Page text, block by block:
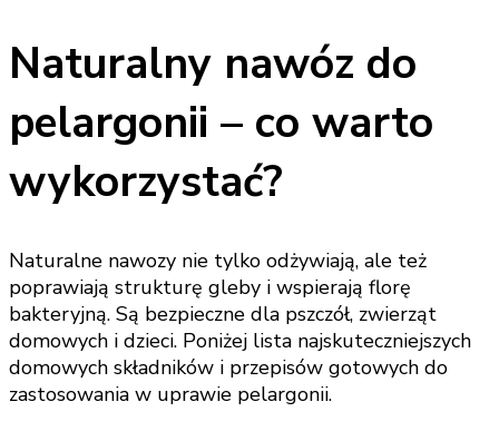
Naturalny nawóz do
pelargonii – co warto
wykorzystać?
Naturalne nawozy nie tylko odżywiają, ale też
poprawiają strukturę gleby i wspierają florę
bakteryjną. Są bezpieczne dla pszczół, zwierząt
domowych i dzieci. Poniżej lista najskuteczniejszych
domowych składników i przepisów gotowych do
zastosowania w uprawie pelargonii.